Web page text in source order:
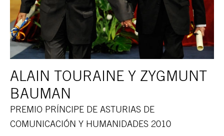
ALAIN TOURAINE Y ZYGMUNT
BAUMAN
PREMIO PRÍNCIPE DE ASTURIAS DE
COMUNICACIÓN Y HUMANIDADES 2010